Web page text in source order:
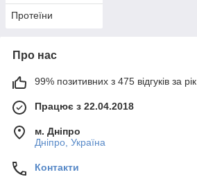
Протеїни
Про нас
99% позитивних з 475 відгуків за рік
Працює з 22.04.2018
м. Дніпро
Дніпро, Україна
Контакти